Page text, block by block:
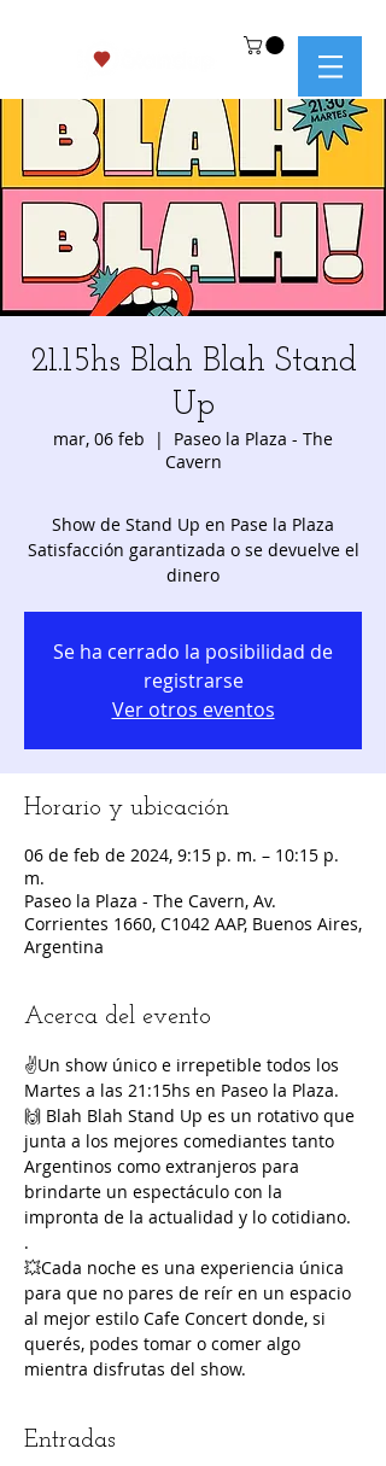
21.15hs Blah Blah Stand
Up
mar, 06 feb
  |
Paseo la Plaza - The
Cavern
Show de Stand Up en Pase la Plaza
Satisfacción garantizada o se devuelve el
dinero
Se ha cerrado la posibilidad de
registrarse
Ver otros eventos
Horario y ubicación
06 de feb de 2024, 9:15 p. m. – 10:15 p.
m.
Paseo la Plaza - The Cavern, Av.
Corrientes 1660, C1042 AAP, Buenos Aires,
Argentina
Acerca del evento
✌️Un show único e irrepetible todos los
Martes a las 21:15hs en Paseo la Plaza.
🙌 Blah Blah Stand Up es un rotativo que
junta a los mejores comediantes tanto
Argentinos como extranjeros para
brindarte un espectáculo con la
impronta de la actualidad y lo cotidiano.
.
💥Cada noche es una experiencia única
para que no pares de reír en un espacio
al mejor estilo Cafe Concert donde, si
querés, podes tomar o comer algo
mientra disfrutas del show.
Entradas